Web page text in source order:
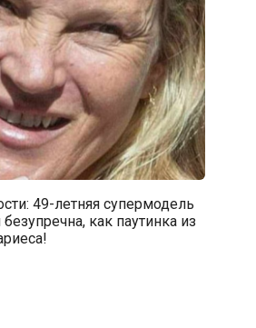
49-летняя супермодель
как паутинка из